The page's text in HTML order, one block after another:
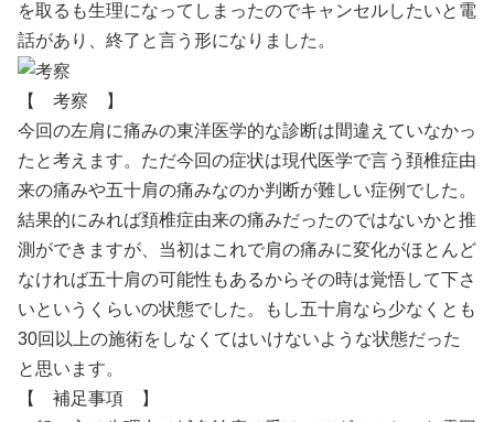
を取るも生理になってしまったのでキャンセルしたいと電
話があり、終了と言う形になりました。
【 考察 】
今回の左肩に痛みの東洋医学的な診断は間違えていなかっ
たと考えます。ただ今回の症状は現代医学で言う頚椎症由
来の痛みや五十肩の痛みなのか判断が難しい症例でした。
結果的にみれば頚椎症由来の痛みだったのではないかと推
測ができますが、当初はこれで肩の痛みに変化がほとんど
なければ五十肩の可能性もあるからその時は覚悟して下さ
いというくらいの状態でした。もし五十肩なら少なくとも
30回以上の施術をしなくてはいけないような状態だった
と思います。
【 補足事項 】